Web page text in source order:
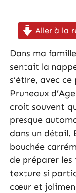
Aller à la
Dans ma
sentait la
s’étire, avec
Pruneaux
croit souvent
presque
dans un détail.
bouchée
de préparer
texture si
cœur et